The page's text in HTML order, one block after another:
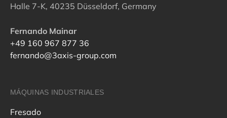
Halle 7-K, 40235 Düsseldorf, Germany
Fernando Mainar
+49 160 967 877 36
fernando@3axis-group.com
MÁQUINAS INDUSTRIALES
Fresado